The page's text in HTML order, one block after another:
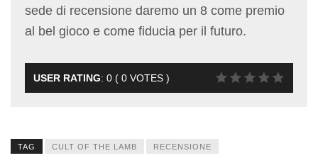
sede di recensione daremo un 8 come premio
al bel gioco e come fiducia per il futuro.
USER RATING: 0 ( 0 VOTES )
TAG CULT OF THE LAMB RECENSIONE